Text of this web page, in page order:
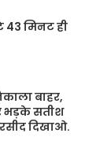
43 मिनट ही
बाहर,
भड़के सतीश
रसीद दिखाओ.